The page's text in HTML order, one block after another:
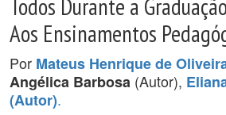
Todos Durante a
Aos Ensinamentos
Por Mateus Henrique de
Angélica Barbosa (Autor),
(Autor).